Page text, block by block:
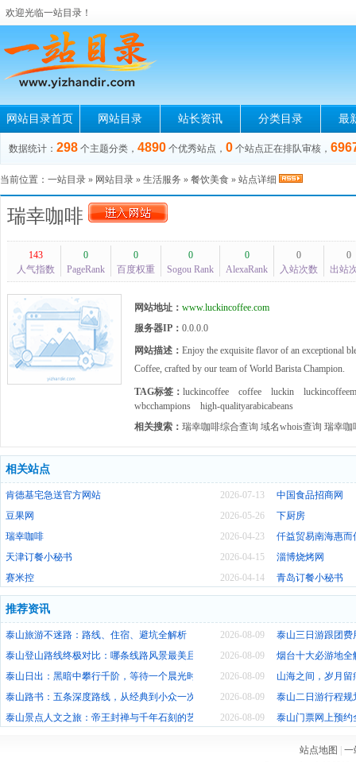
欢迎光临一站目录！
网站目录首页 网站目录 站长资讯 分类目录 最
数据统计： 298 个主题分类， 4890 个优秀站点， 0 个站点正在排队审核，
当前位置： 一站目录 » 网站目录 » 生活服务 » 餐饮美食 » 站点详细
瑞幸咖啡
143
人气指数
0
PageRank
0
百度权重
0
Sogou Rank
0
AlexaRank
0
入站次数
0
出站
网站地址： www.luckincoffee.com
服务器IP： 0.0.0.0
网站描述： Enjoy the exquisite flavor of an exceptional
Coffee, crafted by our team of World Barista Champion.
TAG标签： luckincoffee coffee luckin
wbcchampions
high-qualityarabicabeans
相关搜索： 瑞幸咖啡综合查询 域名whois查询 瑞幸咖
相关站点
2026-07-13
肯德基宅急送官方网站
中国食品招商网
2026-05-26
豆果网
下厨房
2026-04-23
瑞幸咖啡
仟益贸易南海惠而
2026-04-15
天津订餐小秘书
淄博烧烤网
2026-04-14
赛米控 青岛订餐小秘书
推荐资讯
2026-08-09
泰山旅游不迷路：路线、住宿、避坑全解析
泰山三日游跟团
2026-08-09
泰山登山路线终极对比：哪条线路风景最美且省力？
烟台十大必游地
2026-08-09
泰山日出：黑暗中攀行千阶，等待一个晨光时刻
山海之间，岁月
2026-08-09
泰山路书：五条深度路线，从经典到小众一次说清
泰山二日游行程
2026-08-09
泰山景点人文之旅：帝王封禅与千年石刻的艺术殿堂 泰山门票网上预
站点地图
一